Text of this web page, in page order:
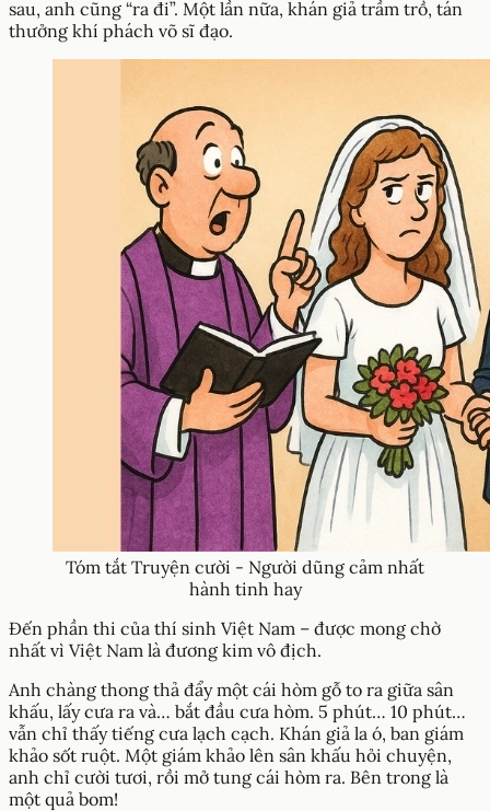
sau, anh cũng “ra đi”. Một lần nữa, khán giả trầm trồ, tán
thưởng khí phách võ sĩ đạo.
Tóm tắt Truyện cười - Người dũng cảm nhất
hành tinh hay
Đến phần thi của thí sinh Việt Nam – được mong chờ
nhất vì Việt Nam là đương kim vô địch.
Anh chàng thong thả đẩy một cái hòm gỗ to ra giữa sân
khấu, lấy cưa ra và… bắt đầu cưa hòm. 5 phút… 10 phút…
vẫn chỉ thấy tiếng cưa lạch cạch. Khán giả la ó, ban giám
khảo sốt ruột. Một giám khảo lên sân khấu hỏi chuyện,
anh chỉ cười tươi, rồi mở tung cái hòm ra. Bên trong là
một quả bom!